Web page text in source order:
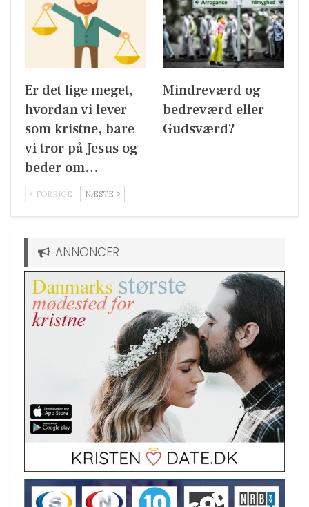
Er det lige meget,
hvordan vi lever
som kristne, bare
vi tror på Jesus og
beder om…
Mindreværd og
bedreværd eller
Gudsværd?
FORRIGE NÆSTE
ANNONCER